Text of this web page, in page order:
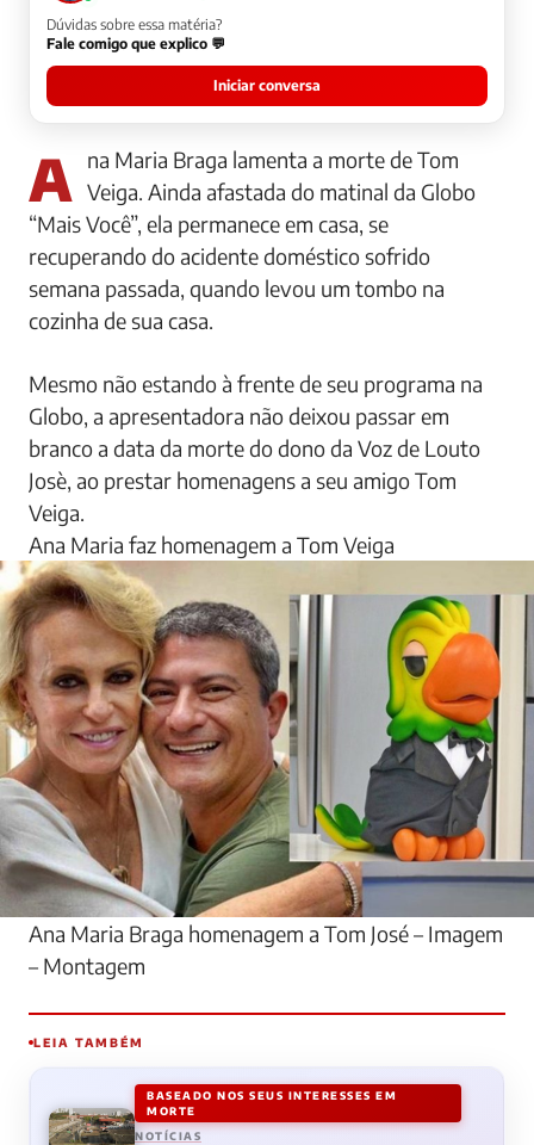
Dúvidas sobre essa matéria?
Fale comigo que explico 💬
Iniciar conversa
Ana Maria Braga lamenta a morte de Tom Veiga. Ainda afastada do matinal da Globo
“Mais Você”, ela permanece em casa, se
recuperando do acidente doméstico sofrido
semana passada, quando levou um tombo na
cozinha de sua casa.
Mesmo não estando à frente de seu programa na
Globo, a apresentadora não deixou passar em
branco a data da morte do dono da Voz de Louto
Josè, ao prestar homenagens a seu amigo Tom
Veiga.
Ana Maria faz homenagem a Tom Veiga
Ana Maria Braga homenagem a Tom José – Imagem
– Montagem
LEIA TAMBÉM
BASEADO NOS SEUS INTERESSES EM
MORTE
NOTÍCIAS